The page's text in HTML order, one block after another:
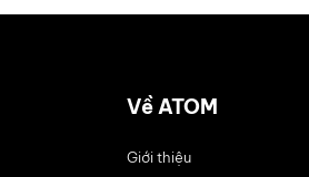
Về ATOM
Giới thiệu